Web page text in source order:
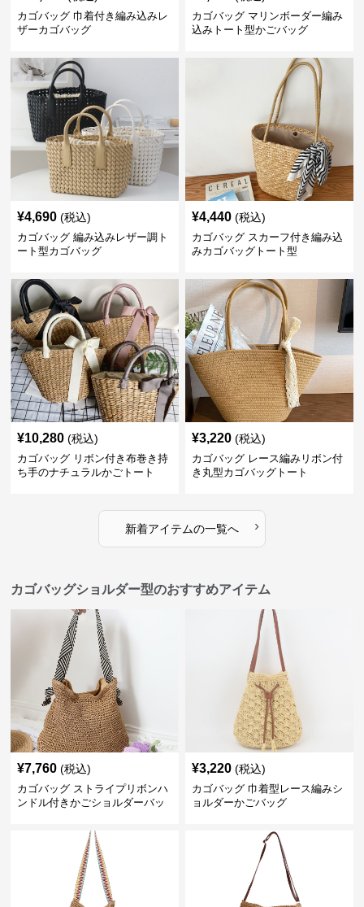
カゴバッグ 巾着付き編み込みレ
ザーカゴバッグ
カゴバッグ マリンボーダー編み
込みトート型かごバッグ
¥4,690 (税込)
カゴバッグ 編み込みレザー調ト
ート型カゴバッグ
¥4,440 (税込)
カゴバッグ スカーフ付き編み込
みカゴバッグトート型
¥10,280 (税込)
カゴバッグ リボン付き布巻き持
ち手のナチュラルかごトート
¥3,220 (税込)
カゴバッグ レース編みリボン付
き丸型カゴバッグトート
新着アイテムの一覧へ ›
カゴバッグショルダー型のおすすめアイテム
¥7,760 (税込)
カゴバッグ ストライプリボンハ
ンドル付きかごショルダーバッ
¥3,220 (税込)
カゴバッグ 巾着型レース編みシ
ョルダーかごバッグ